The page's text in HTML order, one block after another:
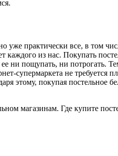
уже практически все, в том
из нас. Покупать
ни пощупать, ни потрогать.
супермаркета не требуется
этому, покупая постельное
магазинам. Где купите